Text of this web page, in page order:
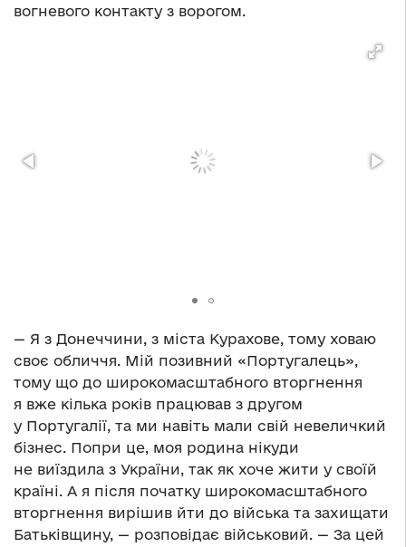
вогневого контакту з ворогом.
— Я з Донеччини, з міста Курахове, тому ховаю
своє обличчя. Мій позивний «Португалець»,
тому що до широкомасштабного вторгнення
я вже кілька років працював з другом
у Португалії, та ми навіть мали свій невеличкий
бізнес. Попри це, моя родина нікуди
не виїздила з України, так як хоче жити у своїй
країні. А я після початку широкомасштабного
вторгнення вирішив йти до війська та захищати
Батьківщину, — розповідає військовий. — За цей